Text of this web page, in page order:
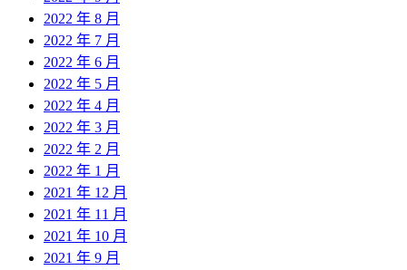
2022 年 8 月
2022 年 7 月
2022 年 6 月
2022 年 5 月
2022 年 4 月
2022 年 3 月
2022 年 2 月
2022 年 1 月
2021 年 12 月
2021 年 11 月
2021 年 10 月
2021 年 9 月